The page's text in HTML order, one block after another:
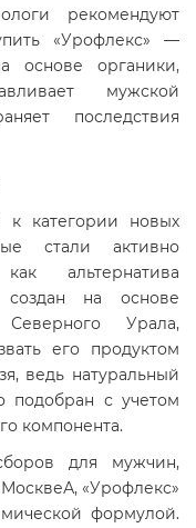
рекомендуют
«Урофлекс» —
основе органики,
мужской
последствия
к категории новых
стали активно
альтернатива
на основе
Урала,
его продуктом
ведь натуральный
подобран с учетом
компонента.
для мужчин,
«Урофлекс»
формулой.